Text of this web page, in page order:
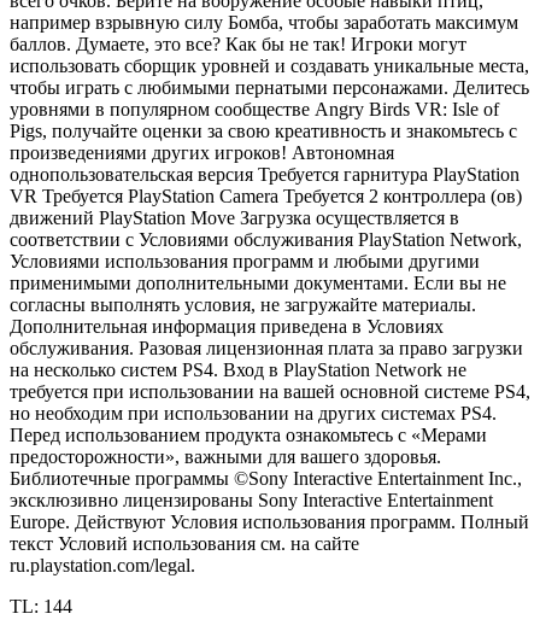
например взрывную силу Бомба, чтобы заработать максимум
баллов. Думаете, это все? Как бы не так! Игроки могут
использовать сборщик уровней и создавать уникальные места,
чтобы играть с любимыми пернатыми персонажами. Делитесь
уровнями в популярном сообществе Angry Birds VR: Isle of
Pigs, получайте оценки за свою креативность и знакомьтесь с
произведениями других игроков! Автономная
однопользовательская версия Требуется гарнитура PlayStation
VR Требуется PlayStation Camera Требуется 2 контроллера (ов)
движений PlayStation Move Загрузка осуществляется в
соответствии с Условиями обслуживания PlayStation Network,
Условиями использования программ и любыми другими
применимыми дополнительными документами. Если вы не
согласны выполнять условия, не загружайте материалы.
Дополнительная информация приведена в Условиях
обслуживания. Разовая лицензионная плата за право загрузки
на несколько систем PS4. Вход в PlayStation Network не
требуется при использовании на вашей основной системе PS4,
но необходим при использовании на других системах PS4.
Перед использованием продукта ознакомьтесь с «Мерами
предосторожности», важными для вашего здоровья.
Библиотечные программы ©Sony Interactive Entertainment Inc.,
эксклюзивно лицензированы Sony Interactive Entertainment
Europe. Действуют Условия использования программ. Полный
текст Условий использования см. на сайте
ru.playstation.com/legal.
TL: 144